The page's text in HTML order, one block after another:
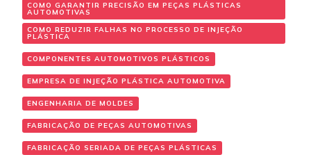
COMO GARANTIR PRECISÃO EM PEÇAS PLÁSTICAS
AUTOMOTIVAS
COMO REDUZIR FALHAS NO PROCESSO DE INJEÇÃO
PLÁSTICA
COMPONENTES AUTOMOTIVOS PLÁSTICOS
EMPRESA DE INJEÇÃO PLÁSTICA AUTOMOTIVA
ENGENHARIA DE MOLDES
FABRICAÇÃO DE PEÇAS AUTOMOTIVAS
FABRICAÇÃO SERIADA DE PEÇAS PLÁSTICAS